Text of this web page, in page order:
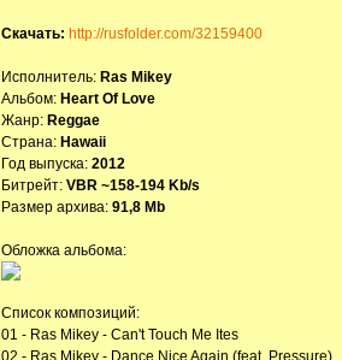
Скачать: http://rusfolder.com/32159400
Исполнитель: Ras Mikey
Альбом: Heart Of Love
Жанр: Reggae
Страна: Hawaii
Год выпуска: 2012
Битрейт: VBR ~158-194 Kb/s
Размер архива: 91,8 Mb
Обложка альбома:
Список композиций:
01 - Ras Mikey - Can't Touch Me Ites
02 - Ras Mikey - Dance Nice Again (feat. Pressure)